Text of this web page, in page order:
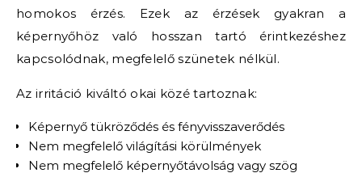
homokos érzés. Ezek az érzések gyakran a
képernyőhöz való hosszan tartó érintkezéshez
kapcsolódnak, megfelelő szünetek nélkül.
Az irritáció kiváltó okai közé tartoznak:
Képernyő tükröződés és fényvisszaverődés
Nem megfelelő világítási körülmények
Nem megfelelő képernyőtávolság vagy szög